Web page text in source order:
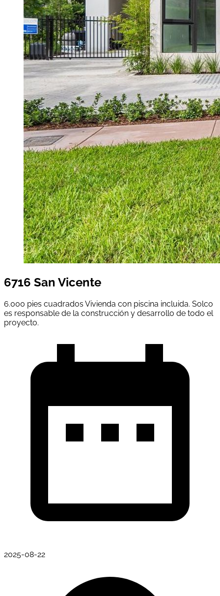
6716 San Vicente
6.000 pies cuadrados Vivienda con piscina incluida. Solco
es responsable de la construcción y desarrollo de todo el
proyecto.
2025-08-22